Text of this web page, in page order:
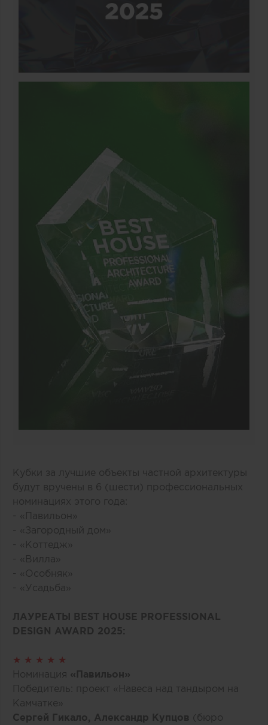
Кубки за лучшие объекты частной архитектуры
будут вручены в 6 (шести) профессиональных
номинациях этого года:
- «Павильон»
- «Загородный дом»
- «Коттедж»
- «Вилла»
- «Особняк»
- «Усадьба»
ЛАУРЕАТЫ BEST HOUSE PROFESSIONAL
DESIGN AWARD 2025:
★ ★ ★ ★ ★
Номинация «Павильон»
Победитель: проект «Навеса над тандыром на
Камчатке»
Сергей Гикало, Александр Купцов (бюро